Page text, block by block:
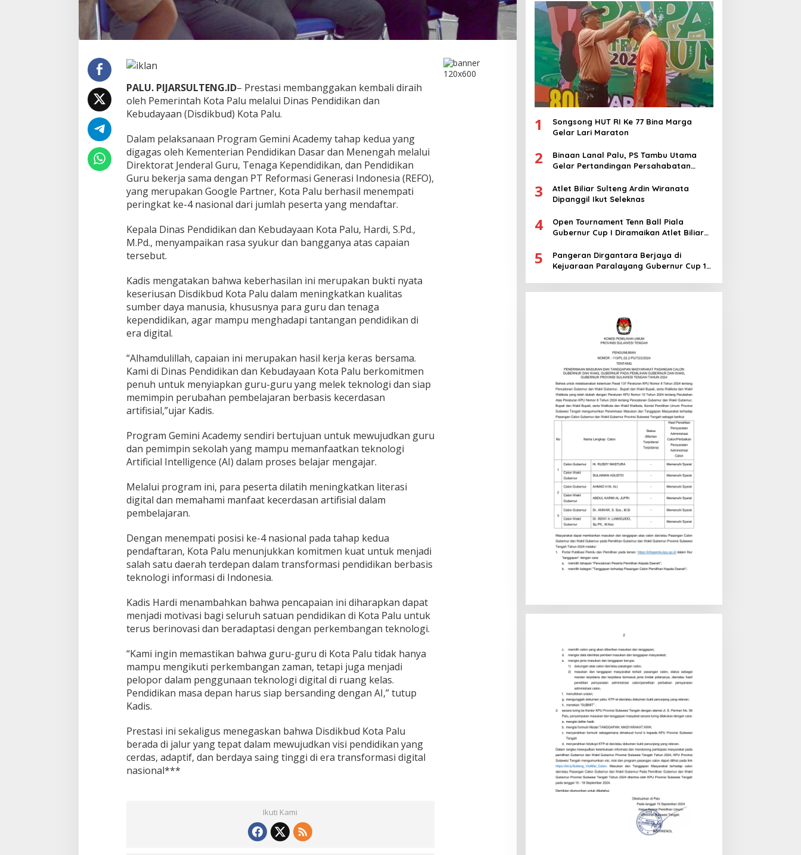
n
d
l
a
m
P
r
o
r
a
m
G
e
m
i
n
A
c
a
e
m
y
PALU. PIJARSULTENG.ID– Prestasi membanggakan kembali diraih
oleh Pemerintah Kota Palu melalui Dinas Pendidikan dan
Kebudayaan (Disdikbud) Kota Palu.
Dalam pelaksanaan Program Gemini Academy tahap kedua yang
digagas oleh Kementerian Pendidikan Dasar dan Menengah melalui
Direktorat Jenderal Guru, Tenaga Kependidikan, dan Pendidikan
Guru bekerja sama dengan PT Reformasi Generasi Indonesia (REFO),
yang merupakan Google Partner, Kota Palu berhasil menempati
peringkat ke-4 nasional dari jumlah peserta yang mendaftar.
Kepala Dinas Pendidikan dan Kebudayaan Kota Palu, Hardi, S.Pd.,
M.Pd., menyampaikan rasa syukur dan bangganya atas capaian
tersebut.
Kadis mengatakan bahwa keberhasilan ini merupakan bukti nyata
keseriusan Disdikbud Kota Palu dalam meningkatkan kualitas
sumber daya manusia, khususnya para guru dan tenaga
kependidikan, agar mampu menghadapi tantangan pendidikan di
era digital.
“Alhamdulillah, capaian ini merupakan hasil kerja keras bersama.
Kami di Dinas Pendidikan dan Kebudayaan Kota Palu berkomitmen
penuh untuk menyiapkan guru-guru yang melek teknologi dan siap
memimpin perubahan pembelajaran berbasis kecerdasan
artifisial,”ujar Kadis.
Program Gemini Academy sendiri bertujuan untuk mewujudkan guru
dan pemimpin sekolah yang mampu memanfaatkan teknologi
Artificial Intelligence (AI) dalam proses belajar mengajar.
Melalui program ini, para peserta dilatih meningkatkan literasi
digital dan memahami manfaat kecerdasan artifisial dalam
pembelajaran.
Dengan menempati posisi ke-4 nasional pada tahap kedua
pendaftaran, Kota Palu menunjukkan komitmen kuat untuk menjadi
salah satu daerah terdepan dalam transformasi pendidikan berbasis
teknologi informasi di Indonesia.
Kadis Hardi menambahkan bahwa pencapaian ini diharapkan dapat
menjadi motivasi bagi seluruh satuan pendidikan di Kota Palu untuk
terus berinovasi dan beradaptasi dengan perkembangan teknologi.
“Kami ingin memastikan bahwa guru-guru di Kota Palu tidak hanya
mampu mengikuti perkembangan zaman, tetapi juga menjadi
pelopor dalam penggunaan teknologi digital di ruang kelas.
Pendidikan masa depan harus siap bersanding dengan AI,” tutup
Kadis.
Prestasi ini sekaligus menegaskan bahwa Disdikbud Kota Palu
berada di jalur yang tepat dalam mewujudkan visi pendidikan yang
cerdas, adaptif, dan berdaya saing tinggi di era transformasi digital
nasional***
Ikuti Kami
1
Songsong HUT RI Ke 77 Bina Marga
Gelar Lari Maraton
2
Binaan Lanal Palu, PS Tambu Utama
Gelar Pertandingan Persahabatan
3
Atlet Biliar Sulteng Ardin Wiranata
Dipanggil Ikut Seleknas
4
Open Tournament Tenn Ball Piala
Gubernur Cup I Diramaikan Atlet Biliar
5
Pangeran Dirgantara Berjaya di
Kejuaraan Paralayang Gubernur Cup 1